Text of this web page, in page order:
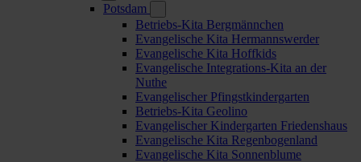
Potsdam
Betriebs-Kita Bergmännchen
Evangelische Kita Hermannswerder
Evangelische Kita Hoffkids
Evangelische Integrations-Kita an der
Nuthe
Evangelischer Pfingstkindergarten
Betriebs-Kita Geolino
Evangelischer Kindergarten Friedenshaus
Evangelische Kita Regenbogenland
Evangelische Kita Sonnenblume